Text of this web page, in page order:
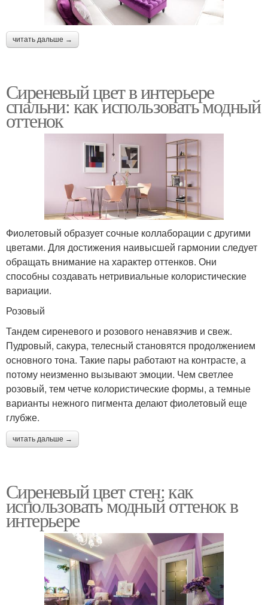
читать дальше →
Сиреневый цвет в интерьере
спальни: как использовать модный
оттенок
Фиолетовый образует сочные коллаборации с другими
цветами. Для достижения наивысшей гармонии следует
обращать внимание на характер оттенков. Они
способны создавать нетривиальные колористические
вариации.
Розовый
Тандем сиреневого и розового ненавязчив и свеж.
Пудровый, сакура, телесный становятся продолжением
основного тона. Такие пары работают на контрасте, а
потому неизменно вызывают эмоции. Чем светлее
розовый, тем четче колористические формы, а темные
варианты нежного пигмента делают фиолетовый еще
глубже.
читать дальше →
Сиреневый цвет стен: как
использовать модный оттенок в
интерьере